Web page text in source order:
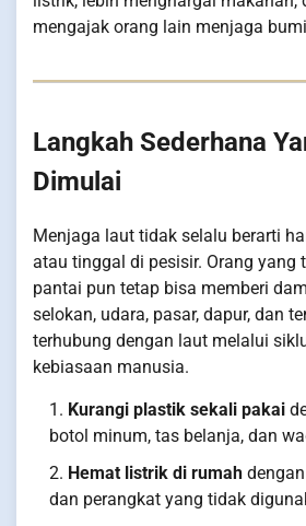
mengajak orang lain menjaga
Langkah Sederhana
Dimulai
Menjaga laut tidak selalu berarti
atau tinggal di pesisir. Orang yang
pantai pun tetap bisa memberi
selokan, udara, pasar, dapur, dan
terhubung dengan laut melalui
kebiasaan manusia.
Kurangi plastik sekali pakai
botol minum, tas belanja, dan
Hemat listrik di rumah
dan perangkat yang tidak